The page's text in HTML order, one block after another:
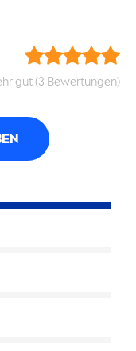
gut (3 Bewertungen)